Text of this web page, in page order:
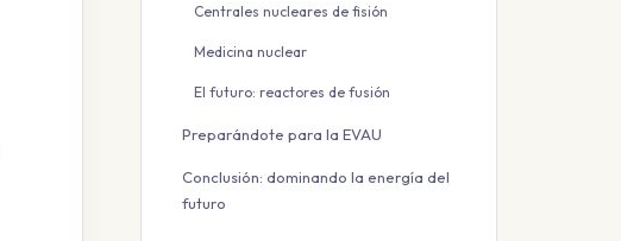
Centrales nucleares de fisión
Medicina nuclear
El futuro: reactores de fusión
Preparándote para la EVAU
Conclusión: dominando la energía del
futuro